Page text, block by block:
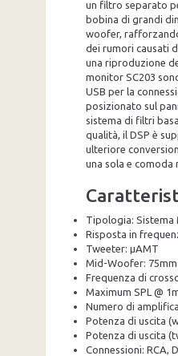
un filtro separato
bobina di grandi
woofer,
dei rumori causati
una riproduzione
monitor SC203
USB per la
posizionato sul
sistema di filtri
qualità, il DSP è
ulteriore
una sola e
Tipologia: Sistema
Risposta in
Tweeter: µAMT
Mid-Woofer:
Frequenza di
Maximum SPL @
Numero di
Potenza di uscita
Potenza di uscita
Connessioni: RCA,